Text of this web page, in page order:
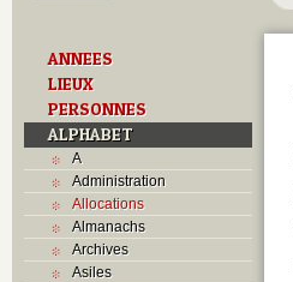
ANNEES
LIEUX
PERSONNES
ALPHABET
A
Administration
Allocations
Almanachs
Archives
Asiles